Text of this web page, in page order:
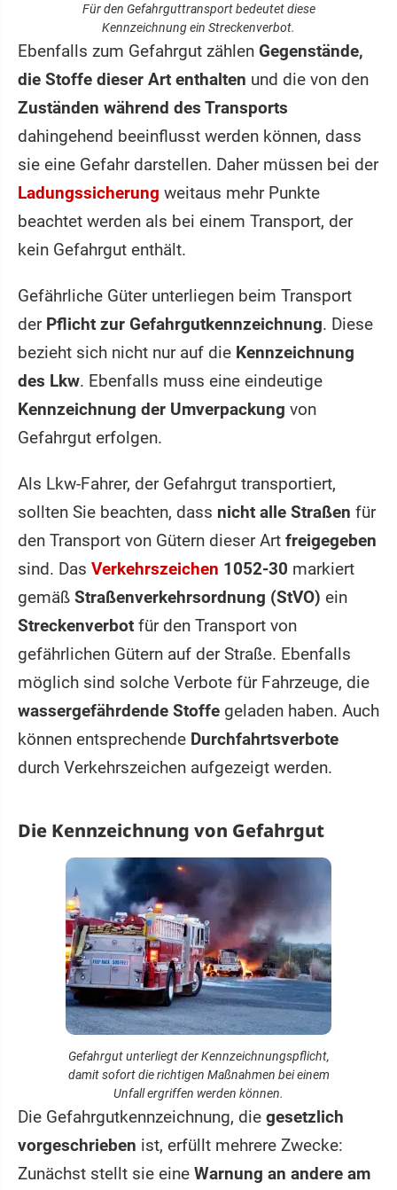
Für den Gefahrguttransport bedeutet diese
Kennzeichnung ein Streckenverbot.
Ebenfalls zum Gefahrgut zählen Gegenstände,
die Stoffe dieser Art enthalten und die von den
Zuständen während des Transports
dahingehend beeinflusst werden können, dass
sie eine Gefahr darstellen. Daher müssen bei der
Ladungssicherung weitaus mehr Punkte
beachtet werden als bei einem Transport, der
kein Gefahrgut enthält.
Gefährliche Güter unterliegen beim Transport
der Pflicht zur Gefahrgutkennzeichnung. Diese
bezieht sich nicht nur auf die Kennzeichnung
des Lkw. Ebenfalls muss eine eindeutige
Kennzeichnung der Umverpackung von
Gefahrgut erfolgen.
Als Lkw-Fahrer, der Gefahrgut transportiert,
sollten Sie beachten, dass nicht alle Straßen für
den Transport von Gütern dieser Art freigegeben
sind. Das Verkehrszeichen 1052-30 markiert
gemäß Straßenverkehrsordnung (StVO) ein
Streckenverbot für den Transport von
gefährlichen Gütern auf der Straße. Ebenfalls
möglich sind solche Verbote für Fahrzeuge, die
wassergefährdende Stoffe geladen haben. Auch
können entsprechende Durchfahrtsverbote
durch Verkehrszeichen aufgezeigt werden.
Die Kennzeichnung von Gefahrgut
Gefahrgut unterliegt der Kennzeichnungspflicht,
damit sofort die richtigen Maßnahmen bei einem
Unfall ergriffen werden können.
Die Gefahrgutkennzeichnung, die gesetzlich
vorgeschrieben ist, erfüllt mehrere Zwecke:
Zunächst stellt sie eine Warnung an andere am